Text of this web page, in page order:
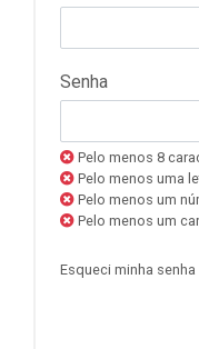
Senha
Pelo menos 8
Pelo menos uma
Pelo menos um
Pelo menos um
Esqueci minha senha